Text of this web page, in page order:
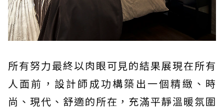
所有努力最終以肉眼可見的結果展現在所有
人面前，設計師成功構築出一個精緻、時
尚、現代、舒適的所在，充滿平靜溫暖氛圍